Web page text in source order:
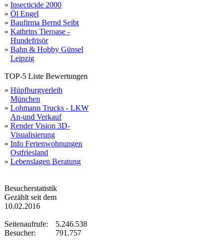
» Insecticide 2000
» Öl Engel
» Baufirma Bernd Seibt
» Kathrins Tieroase -
Hundefrisör
» Bahn & Hobby Günsel
Leipzig
TOP-5 Liste Bewertungen
» Hüpfburgverleih
München
» Lohmann Trucks - LKW
An-und Verkauf
» Render Vision 3D-
Visualisierung
» Info Ferienwohnungen
Ostfriesland
» Lebenslagen Beratung
Besucherstatistik
Gezählt seit dem
10.02.2016
Seitenaufrufe:
Besucher:
5.246.538
791.757